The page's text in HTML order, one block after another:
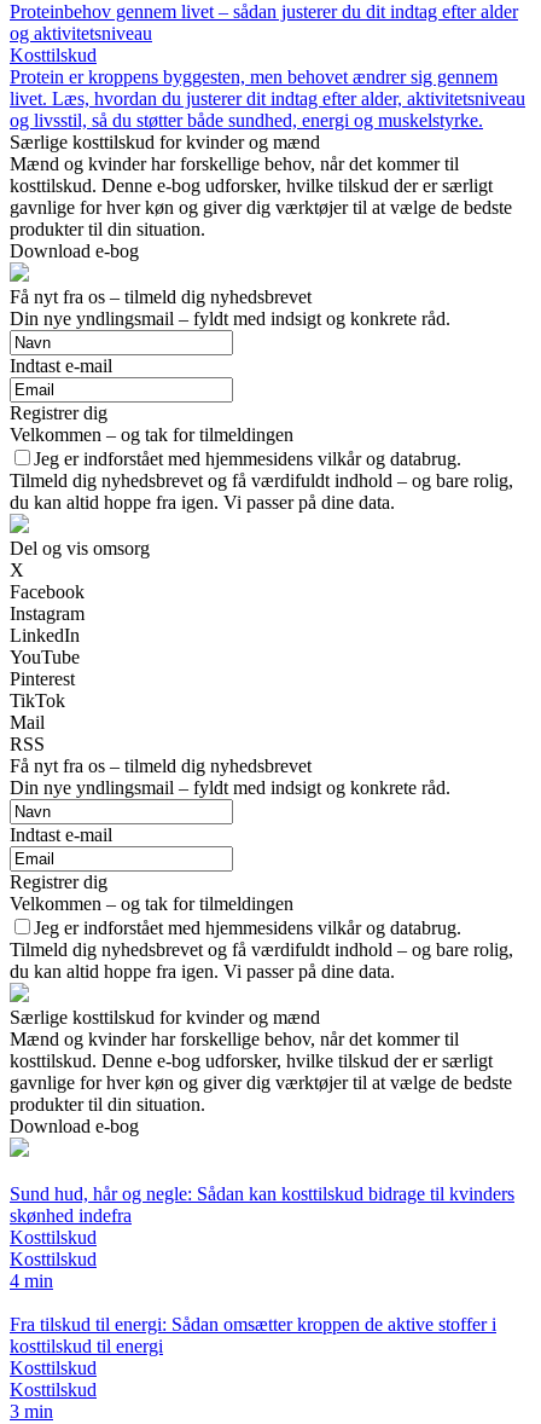
Proteinbehov gennem livet – sådan justerer du dit indtag efter alder
og aktivitetsniveau
Kosttilskud
Protein er kroppens byggesten, men behovet ændrer sig gennem
livet. Læs, hvordan du justerer dit indtag efter alder, aktivitetsniveau
og livsstil, så du støtter både sundhed, energi og muskelstyrke.
Særlige kosttilskud for kvinder og mænd
Mænd og kvinder har forskellige behov, når det kommer til
kosttilskud. Denne e-bog udforsker, hvilke tilskud der er særligt
gavnlige for hver køn og giver dig værktøjer til at vælge de bedste
produkter til din situation.
Download e-bog
Få nyt fra os – tilmeld dig nyhedsbrevet
Din nye yndlingsmail – fyldt med indsigt og konkrete råd.
Indtast e-mail
Registrer dig
Velkommen – og tak for tilmeldingen
Jeg er indforstået med hjemmesidens vilkår og databrug.
Tilmeld dig nyhedsbrevet og få værdifuldt indhold – og bare rolig,
du kan altid hoppe fra igen. Vi passer på dine data.
Del og vis omsorg
X
Facebook
Instagram
LinkedIn
YouTube
Pinterest
TikTok
Mail
RSS
Få nyt fra os – tilmeld dig nyhedsbrevet
Din nye yndlingsmail – fyldt med indsigt og konkrete råd.
Indtast e-mail
Registrer dig
Velkommen – og tak for tilmeldingen
Jeg er indforstået med hjemmesidens vilkår og databrug.
Tilmeld dig nyhedsbrevet og få værdifuldt indhold – og bare rolig,
du kan altid hoppe fra igen. Vi passer på dine data.
Særlige kosttilskud for kvinder og mænd
Mænd og kvinder har forskellige behov, når det kommer til
kosttilskud. Denne e-bog udforsker, hvilke tilskud der er særligt
gavnlige for hver køn og giver dig værktøjer til at vælge de bedste
produkter til din situation.
Download e-bog
Sund hud, hår og negle: Sådan kan kosttilskud bidrage til kvinders
skønhed indefra
Kosttilskud
Kosttilskud
4 min
Fra tilskud til energi: Sådan omsætter kroppen de aktive stoffer i
kosttilskud til energi
Kosttilskud
Kosttilskud
3 min